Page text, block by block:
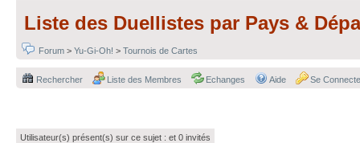
Liste des Duellistes par Pays &
Forum > Yu-Gi-Oh! > Tournois de Cartes
Rechercher Liste des Membres Echanges Aide Se
Utilisateur(s) présent(s) sur ce sujet : et 0 invités